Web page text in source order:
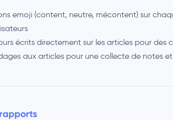
emoji (content, neutre, mécontent) sur
écrits directement sur les articles pour des
aux articles pour une collecte de notes